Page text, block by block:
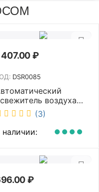
407.00₽
DSR0085
воздуха
белый
(3)
наличии:
₽